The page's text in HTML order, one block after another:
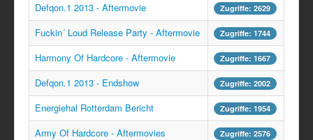
Defqon.1 2013 - Aftermovie Zugriffe: 2629
Fuckin´ Loud Release Party - Aftermovie Zugriffe: 1744
Harmony Of Hardcore - Aftermovie Zugriffe: 1667
Defqon.1 2013 - Endshow Zugriffe: 2002
Energiehal Rotterdam Bericht Zugriffe: 1954
Army Of Hardcore - Aftermovies Zugriffe: 2576